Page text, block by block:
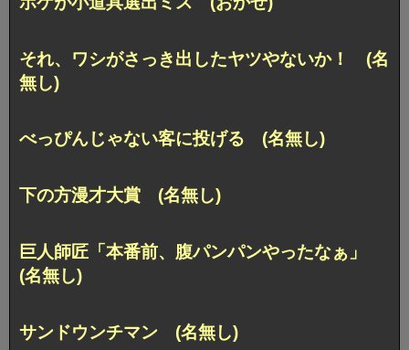
それ、ワシがさっき出したヤツやないか！ (名
無し)
べっぴんじゃない客に投げる (名無し)
下の方漫才大賞 (名無し)
巨人師匠「本番前、腹パンパンやったなぁ」
(名無し)
サンドウンチマン (名無し)